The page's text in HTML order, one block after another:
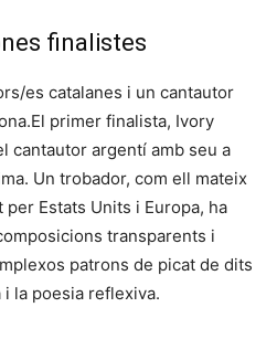
finalistes
es catalanes i un cantautor
primer finalista, Ivory
cantautor argentí amb seu a
Un trobador, com ell mateix
Estats Units i Europa, ha
transparents i
patrons de picat de dits
la poesia reflexiva.